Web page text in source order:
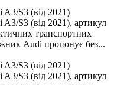
S3 (від 2021)
S3 (від 2021), артикул
транспортних
Audi пропонує без...
S3 (від 2021)
S3 (від 2021), артикул